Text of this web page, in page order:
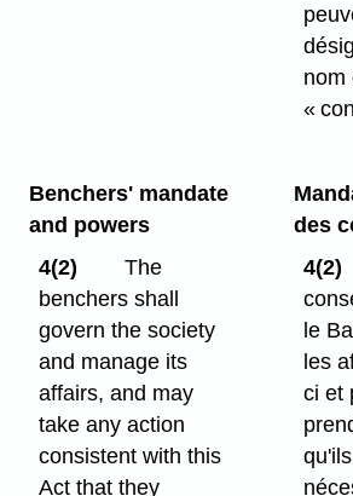
nom
«
Benchers' mandate
and powers
4(2)
The
benchers shall
govern the society
and manage its
affairs, and may
take any action
consistent with this
Act that they
des
4(2)
le
les
ci et